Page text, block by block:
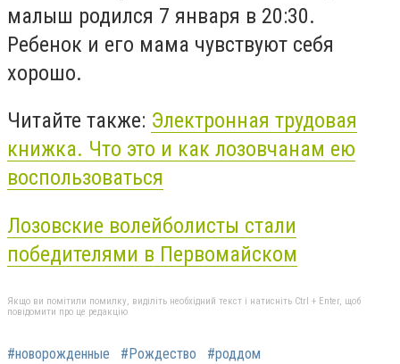
малыш родился 7 января в 20:30.
Ребенок и его мама чувствуют себя
хорошо.
Читайте также: Электронная трудовая
книжка. Что это и как лозовчанам ею
воспользоваться
Лозовские волейболисты стали
победителями в Первомайском
Якщо ви помітили помилку, виділіть необхідний текст і натисніть Ctrl + Enter, щоб
повідомити про це редакцію
#новорожденные #Рождество #роддом